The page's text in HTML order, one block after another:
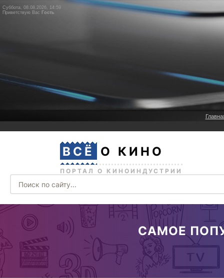
Суббота, 08.08.2026, 14:59
Приветствую Вас Гость